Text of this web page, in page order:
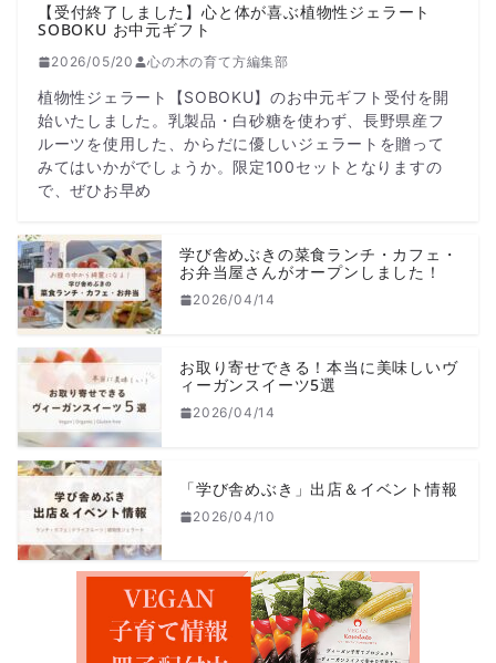
【受付終了しました】心と体が喜ぶ植物性ジェラート
SOBOKU お中元ギフト
2026/05/20 心の木の育て方編集部
植物性ジェラート【SOBOKU】のお中元ギフト受付を開
始いたしました。乳製品・白砂糖を使わず、長野県産フ
ルーツを使用した、からだに優しいジェラートを贈って
みてはいかがでしょうか。限定100セットとなりますの
で、ぜひお早め
学び舎めぶきの菜食ランチ・カフェ・
お弁当屋さんがオープンしました！
2026/04/14
お取り寄せできる！本当に美味しいヴ
ィーガンスイーツ5選
2026/04/14
「学び舎めぶき」出店＆イベント情報
2026/04/10